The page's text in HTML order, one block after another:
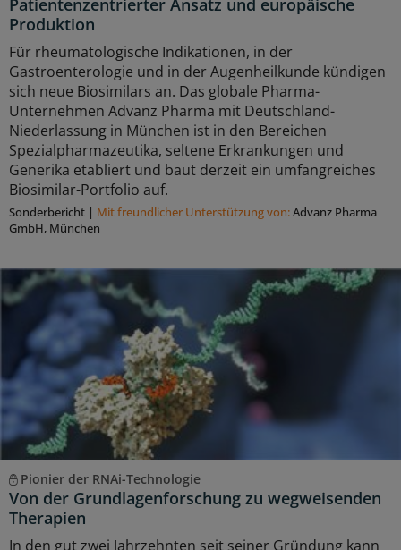
Patientenzentrierter Ansatz und europäische
Produktion
Für rheumatologische Indikationen, in der
Gastroenterologie und in der Augenheilkunde kündigen
sich neue Biosimilars an. Das globale Pharma-
Unternehmen Advanz Pharma mit Deutschland-
Niederlassung in München ist in den Bereichen
Spezialpharmazeutika, seltene Erkrankungen und
Generika etabliert und baut derzeit ein umfangreiches
Biosimilar-Portfolio auf.
Sonderbericht | Mit freundlicher Unterstützung von:Advanz Pharma
GmbH, München
Pionier der RNAi-Technologie
Von der Grundlagenforschung zu wegweisenden
Therapien
In den gut zwei Jahrzehnten seit seiner Gründung kann